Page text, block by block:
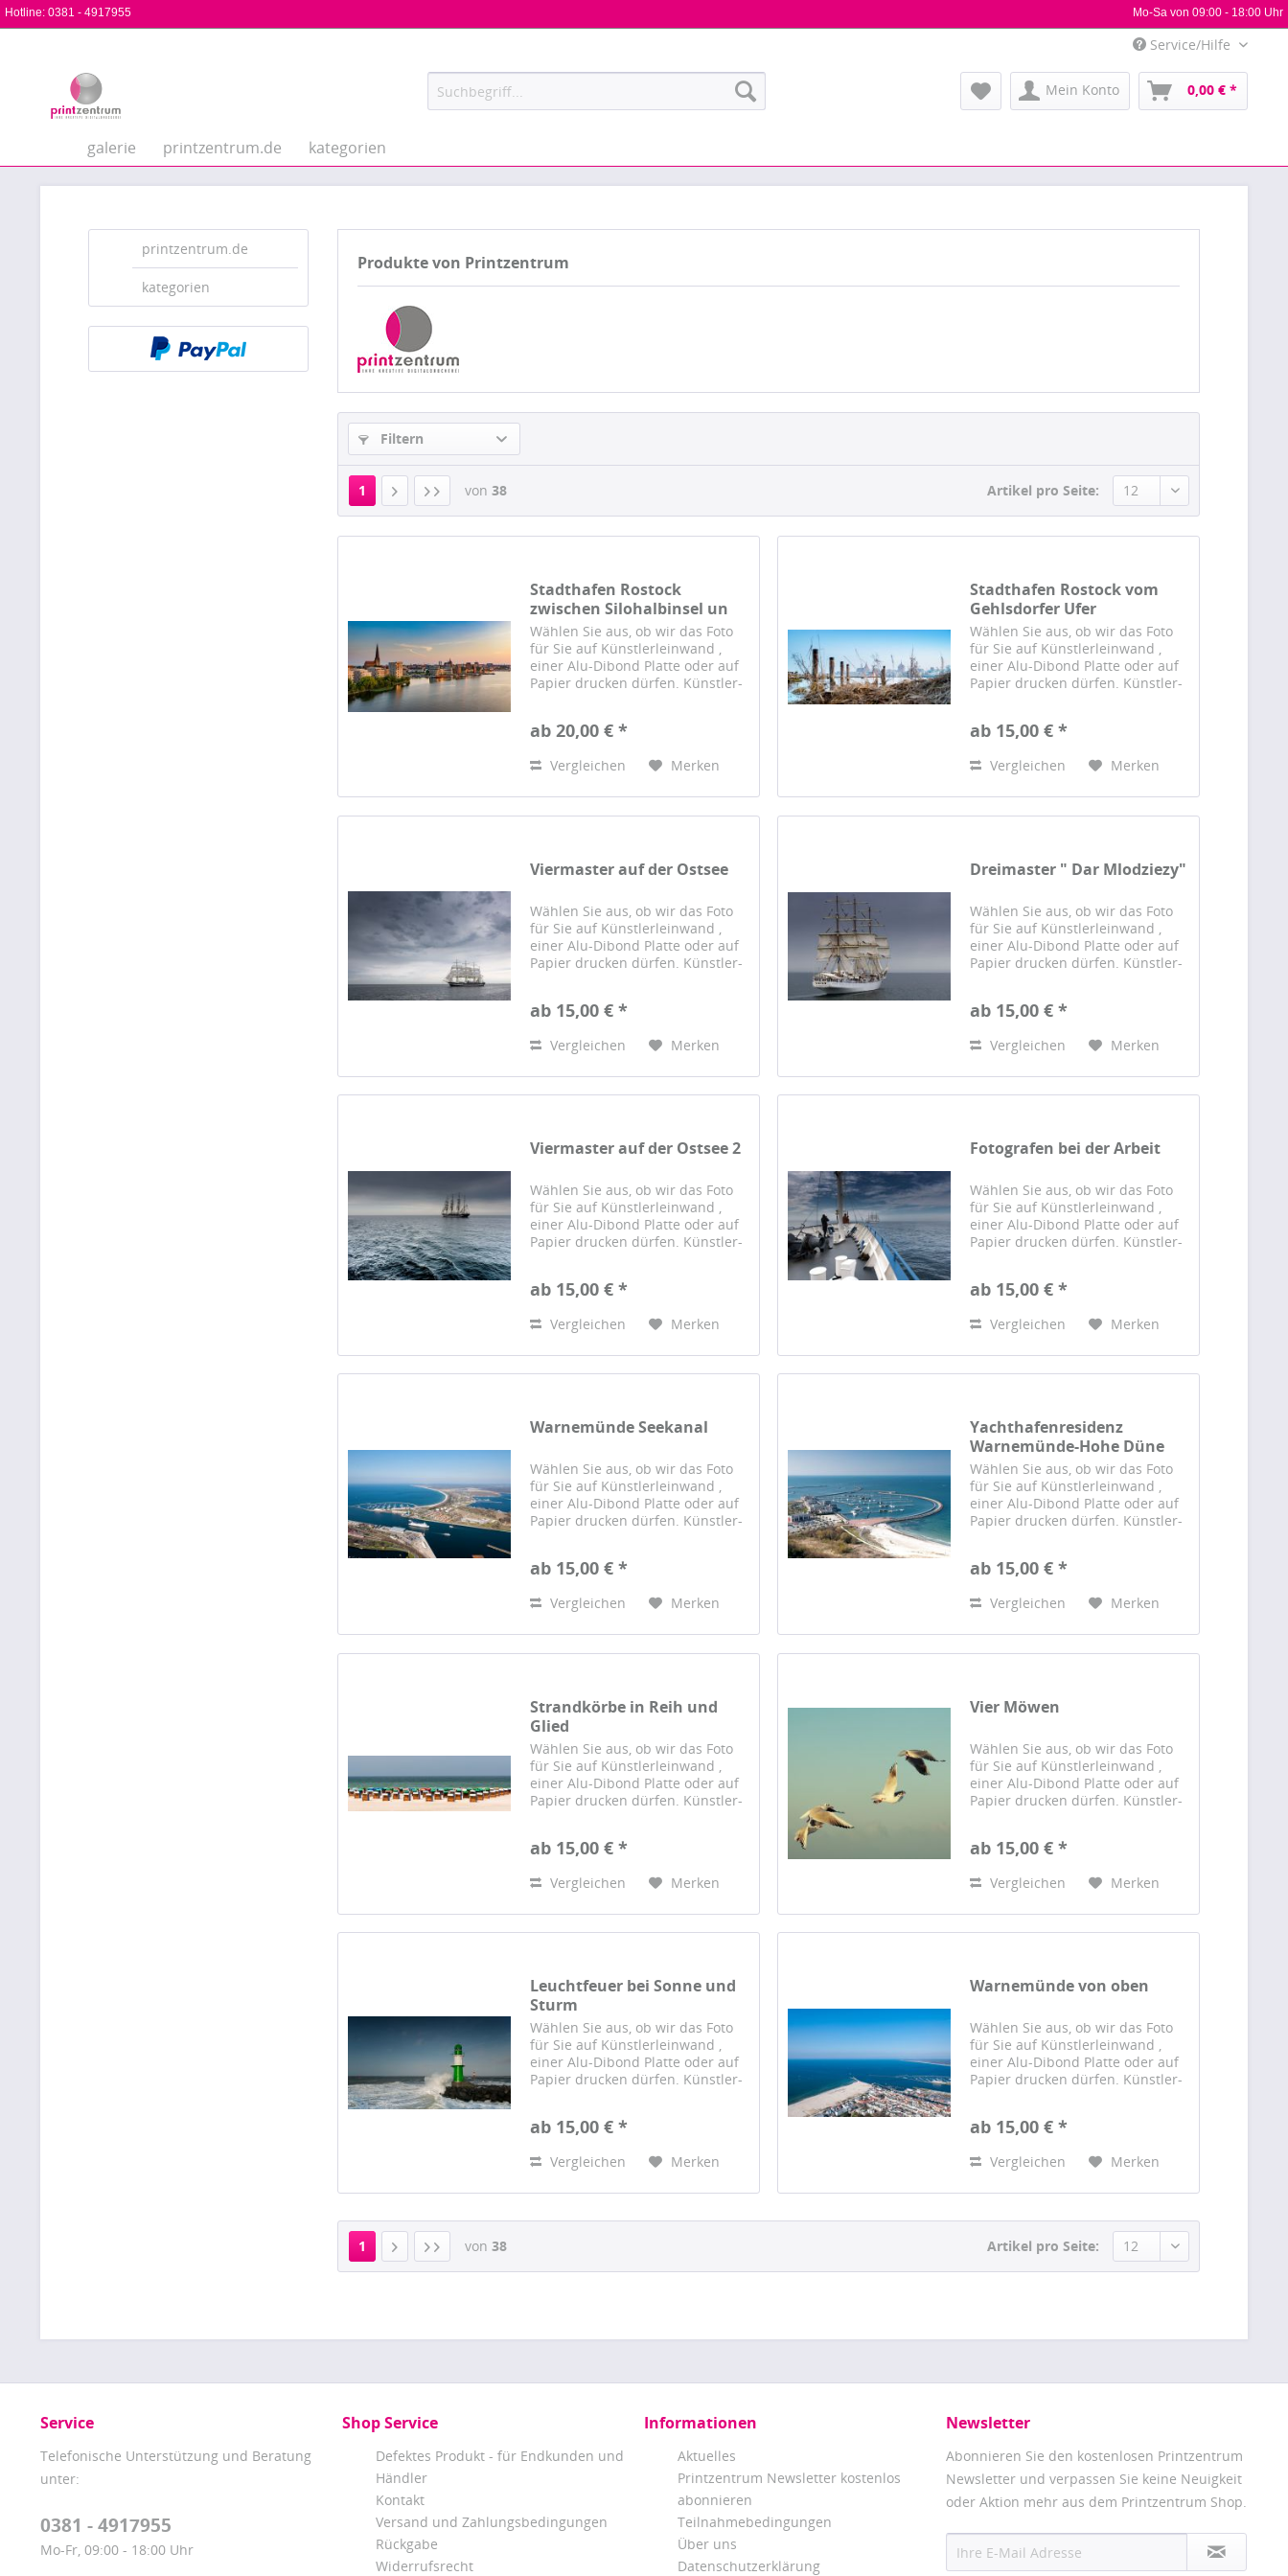
Hotline: 0381 - 4917955 Mo-Sa von 09:00 - 18:00 Uhr
Service/Hilfe
Mein Konto 0,00 € *
galerie printzentrum.de kategorien
printzentrum.de
kategorien
Produkte von Printzentrum
Filtern
1 von 38 Artikel pro Seite:
Stadthafen Rostock
zwischen Silohalbinsel un
AIDA
Wählen Sie aus, ob wir das Foto
für Sie auf Künstlerleinwand ,
einer Alu-Dibond Platte oder auf
Papier drucken dürfen. Künstler-
gedruckt und von Hand auf einen
ab 20,00 € *
Vergleichen Merken
Stadthafen Rostock vom
Gehlsdorfer Ufer
Wählen Sie aus, ob wir das Foto
für Sie auf Künstlerleinwand ,
einer Alu-Dibond Platte oder auf
Papier drucken dürfen. Künstler-
gedruckt und von Hand auf einen
ab 15,00 € *
Vergleichen Merken
Viermaster auf der Ostsee
Wählen Sie aus, ob wir das Foto
für Sie auf Künstlerleinwand ,
einer Alu-Dibond Platte oder auf
Papier drucken dürfen. Künstler-
gedruckt und von Hand auf einen
ab 15,00 € *
Vergleichen Merken
Dreimaster " Dar Mlodziezy"
Wählen Sie aus, ob wir das Foto
für Sie auf Künstlerleinwand ,
einer Alu-Dibond Platte oder auf
Papier drucken dürfen. Künstler-
gedruckt und von Hand auf einen
ab 15,00 € *
Vergleichen Merken
Viermaster auf der Ostsee 2
Wählen Sie aus, ob wir das Foto
für Sie auf Künstlerleinwand ,
einer Alu-Dibond Platte oder auf
Papier drucken dürfen. Künstler-
gedruckt und von Hand auf einen
ab 15,00 € *
Vergleichen Merken
Fotografen bei der Arbeit
Wählen Sie aus, ob wir das Foto
für Sie auf Künstlerleinwand ,
einer Alu-Dibond Platte oder auf
Papier drucken dürfen. Künstler-
gedruckt und von Hand auf einen
ab 15,00 € *
Vergleichen Merken
Warnemünde Seekanal
Wählen Sie aus, ob wir das Foto
für Sie auf Künstlerleinwand ,
einer Alu-Dibond Platte oder auf
Papier drucken dürfen. Künstler-
gedruckt und von Hand auf einen
ab 15,00 € *
Vergleichen Merken
Yachthafenresidenz
Warnemünde-Hohe Düne
Wählen Sie aus, ob wir das Foto
für Sie auf Künstlerleinwand ,
einer Alu-Dibond Platte oder auf
Papier drucken dürfen. Künstler-
gedruckt und von Hand auf einen
ab 15,00 € *
Vergleichen Merken
Strandkörbe in Reih und
Glied
Wählen Sie aus, ob wir das Foto
für Sie auf Künstlerleinwand ,
einer Alu-Dibond Platte oder auf
Papier drucken dürfen. Künstler-
gedruckt und von Hand auf einen
ab 15,00 € *
Vergleichen Merken
Vier Möwen
Wählen Sie aus, ob wir das Foto
für Sie auf Künstlerleinwand ,
einer Alu-Dibond Platte oder auf
Papier drucken dürfen. Künstler-
gedruckt und von Hand auf einen
ab 15,00 € *
Vergleichen Merken
Leuchtfeuer bei Sonne und
Sturm
Wählen Sie aus, ob wir das Foto
für Sie auf Künstlerleinwand ,
einer Alu-Dibond Platte oder auf
Papier drucken dürfen. Künstler-
gedruckt und von Hand auf einen
ab 15,00 € *
Vergleichen Merken
Warnemünde von oben
Wählen Sie aus, ob wir das Foto
für Sie auf Künstlerleinwand ,
einer Alu-Dibond Platte oder auf
Papier drucken dürfen. Künstler-
gedruckt und von Hand auf einen
ab 15,00 € *
Vergleichen Merken
1 von 38 Artikel pro Seite:
Service
Telefonische Unterstützung und Beratung
unter:
0381 - 4917955
Mo-Fr, 09:00 - 18:00 Uhr
Shop Service
Defektes Produkt - für Endkunden und
Händler
Kontakt
Versand und Zahlungsbedingungen
Rückgabe
Widerrufsrecht
Informationen
Aktuelles
Printzentrum Newsletter kostenlos
abonnieren
Teilnahmebedingungen
Über uns
Datenschutzerklärung
Newsletter
Abonnieren Sie den kostenlosen Printzentrum
Newsletter und verpassen Sie keine Neuigkeit
oder Aktion mehr aus dem Printzentrum Shop.